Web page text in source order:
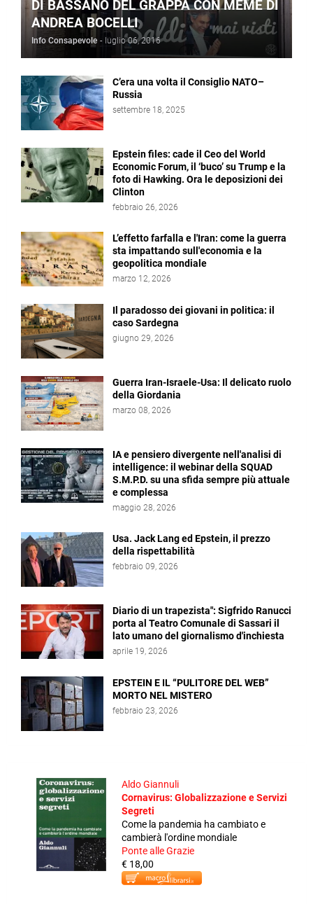
DI BASSANO DEL GRAPPA CON MEME DI
ANDREA BOCELLI
Info Consapevole - luglio 06, 2016
C’era una volta il Consiglio NATO–
Russia
settembre 18, 2025
Epstein files: cade il Ceo del World
Economic Forum, il ‘buco’ su Trump e la
foto di Hawking. Ora le deposizioni dei
Clinton
febbraio 26, 2026
L’effetto farfalla e l'Iran: come la guerra
sta impattando sull'economia e la
geopolitica mondiale
marzo 12, 2026
Il paradosso dei giovani in politica: il
caso Sardegna
giugno 29, 2026
Guerra Iran-Israele-Usa: Il delicato ruolo
della Giordania
marzo 08, 2026
IA e pensiero divergente nell'analisi di
intelligence: il webinar della SQUAD
S.M.P.D. su una sfida sempre più attuale
e complessa
maggio 28, 2026
Usa. Jack Lang ed Epstein, il prezzo
della rispettabilità
febbraio 09, 2026
Diario di un trapezista": Sigfrido Ranucci
porta al Teatro Comunale di Sassari il
lato umano del giornalismo d'inchiesta
aprile 19, 2026
EPSTEIN E IL “PULITORE DEL WEB”
MORTO NEL MISTERO
febbraio 23, 2026
Aldo Giannuli
Cornavirus: Globalizzazione e Servizi
Segreti
Come la pandemia ha cambiato e
cambierà l'ordine mondiale
Ponte alle Grazie
€ 18,00